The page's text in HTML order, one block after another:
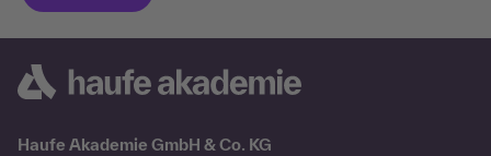
Haufe Akademie GmbH & Co. KG